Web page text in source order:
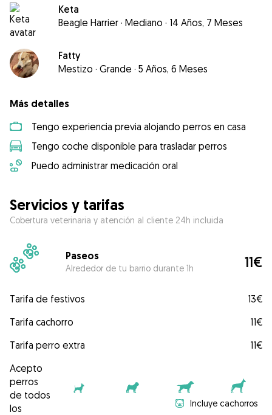
Keta
Beagle Harrier · Mediano · 14 Años, 7 Meses
Fatty
Mestizo · Grande · 5 Años, 6 Meses
Más detalles
Tengo experiencia previa alojando perros en casa
Tengo coche disponible para trasladar perros
Puedo administrar medicación oral
Servicios y tarifas
Cobertura veterinaria y atención al cliente 24h incluida
Paseos
Alrededor de tu barrio durante 1h 11€
Tarifa de festivos
13€
Tarifa cachorro
11€
Tarifa perro extra
11€
Acepto
perros
de todos
los
Incluye cachorros